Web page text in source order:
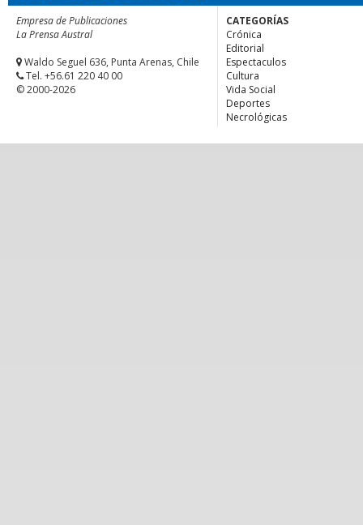
Empresa de Publicaciones
La Prensa Austral
Waldo Seguel 636, Punta Arenas, Chile
Tel. +56.61 220 40 00
© 2000-2026
CATEGORÍAS
Crónica
Editorial
Espectaculos
Cultura
Vida Social
Deportes
Necrológicas